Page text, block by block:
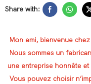
Share with:
Mon ami, bienvenue
Nous sommes un
une entreprise honnête et
Vous pouvez choisir